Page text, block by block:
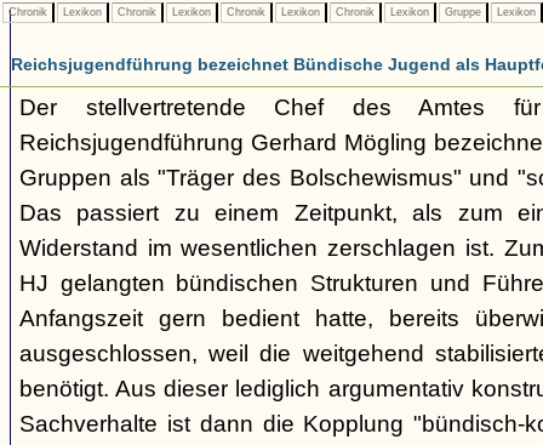
Chronik Lexikon Chronik Lexikon Chronik Lexikon Chronik Lexikon Gruppe Lexikon
Reichsjugendführung bezeichnet Bündische Jugend als
Der stellvertretende Chef des Amtes
Reichsjugendführung Gerhard Mögling
Gruppen als "Träger des Bolschewismus" und
Das passiert zu einem Zeitpunkt, als zum
Widerstand im wesentlichen zerschlagen ist.
HJ gelangten bündischen Strukturen und
Anfangszeit gern bedient hatte, bereits
ausgeschlossen, weil die weitgehend
benötigt. Aus dieser lediglich argumentativ
Sachverhalte ist dann die Kopplung "bündisch-